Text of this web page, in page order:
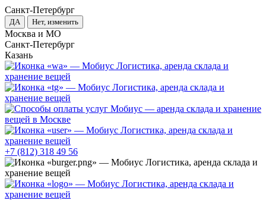
Санкт-Петербург
ДА Нет, изменить
Москва и МО
Санкт-Петербург
Казань
+7 (812) 318 49 56